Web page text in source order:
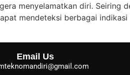
menyelamatkan diri. Seiring
mendeteksi berbagai
Email Us